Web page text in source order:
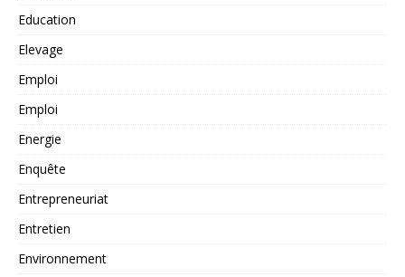
Education
Elevage
Emploi
Emploi
Energie
Enquête
Entrepreneuriat
Entretien
Environnement